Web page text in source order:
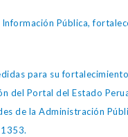
Pública,
para su
del Portal del Estado
de la Administración